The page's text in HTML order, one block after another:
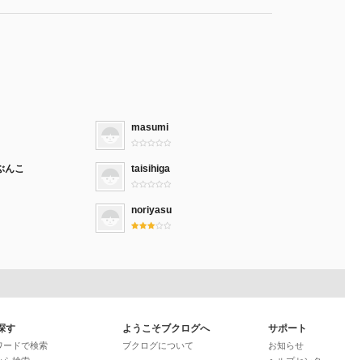
masumi
んこ taisihiga
noriyasu
す
ードで検索
ようこそブクログへ
ブクログについて
サポート
お知らせ